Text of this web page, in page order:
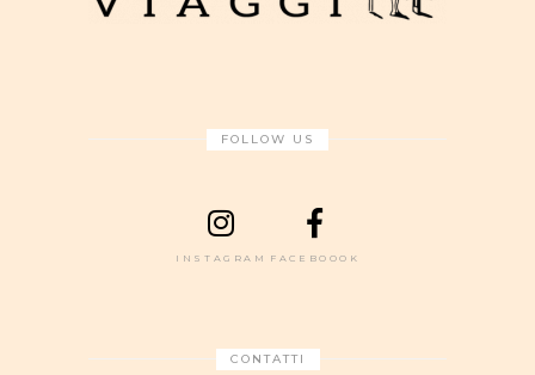
FOLLOW US
INSTAGRAM FACEBOOOK
CONTATTI